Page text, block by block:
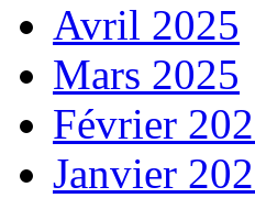
Avril 2025
Mars 2025
Février
Janvier